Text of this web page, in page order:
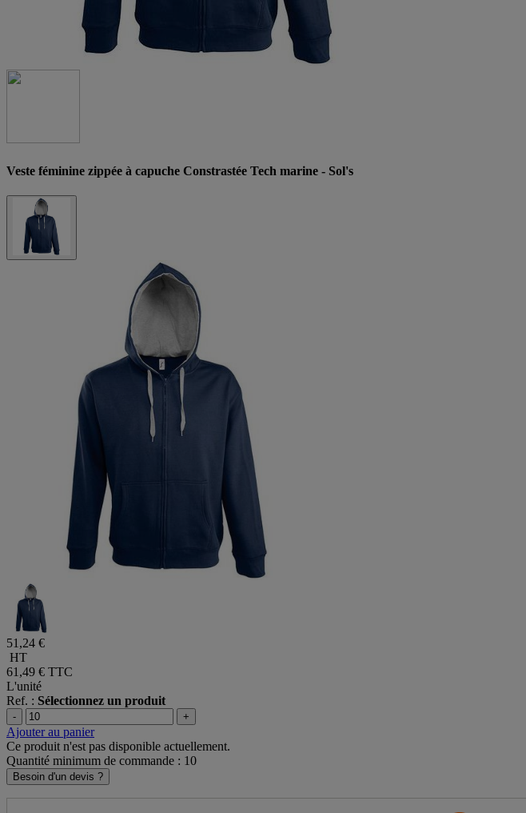
Veste féminine zippée à capuche Constrastée Tech marine - Sol's
51,24 €
HT
61,49 € TTC
L'unité
Ref. : Sélectionnez un produit
- +
Ajouter au panier
Ce produit n'est pas disponible actuellement.
Quantité minimum de commande : 10
Besoin d'un devis ?